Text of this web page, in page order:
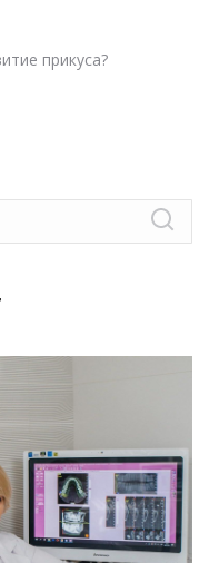
прикуса?
платье,
о вашей
вашему образу
и уверенности!